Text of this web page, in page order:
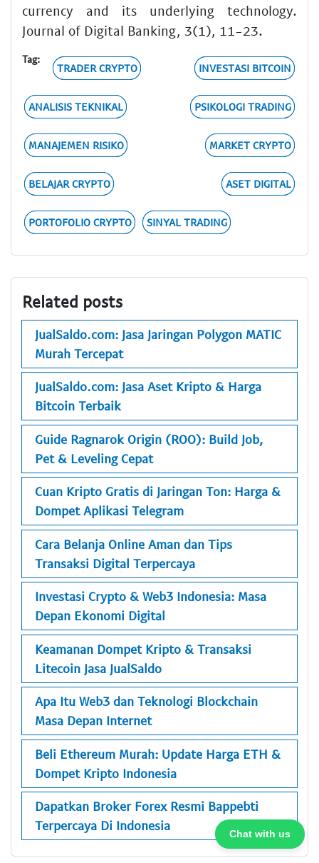
currency and its underlying technology.
Journal of Digital Banking, 3(1), 11-23.
Tag:
TRADER CRYPTO INVESTASI BITCOIN
ANALISIS TEKNIKAL PSIKOLOGI TRADING
MANAJEMEN RISIKO MARKET CRYPTO
BELAJAR CRYPTO ASET DIGITAL
PORTOFOLIO CRYPTO SINYAL TRADING
Related posts
JualSaldo.com: Jasa Jaringan Polygon MATIC
Murah Tercepat
JualSaldo.com: Jasa Aset Kripto & Harga
Bitcoin Terbaik
Guide Ragnarok Origin (ROO): Build Job,
Pet & Leveling Cepat
Cuan Kripto Gratis di Jaringan Ton: Harga &
Dompet Aplikasi Telegram
Cara Belanja Online Aman dan Tips
Transaksi Digital Terpercaya
Investasi Crypto & Web3 Indonesia: Masa
Depan Ekonomi Digital
Keamanan Dompet Kripto & Transaksi
Litecoin Jasa JualSaldo
Apa Itu Web3 dan Teknologi Blockchain
Masa Depan Internet
Beli Ethereum Murah: Update Harga ETH &
Dompet Kripto Indonesia
Dapatkan Broker Forex Resmi Bappebti
Terpercaya Di Indonesia
Chat with us